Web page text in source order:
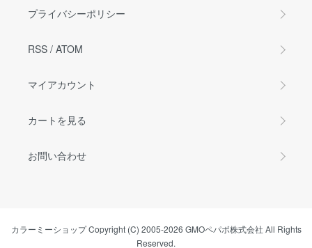
プライバシーポリシー
RSS / ATOM
マイアカウント
カートを見る
お問い合わせ
カラーミーショップCopyright (C) 2005-2026 GMOペパボ株式会社 All Rights
Reserved.